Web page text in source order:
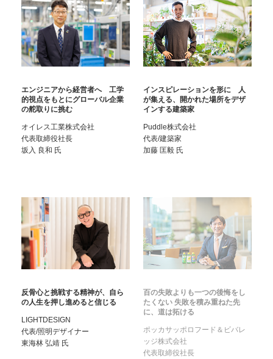
エンジニアから経営者へ 工学
的視点をもとにグローバル企業
の舵取りに挑む
オイレス工業株式会社
代表取締役社長
坂入 良和 氏
インスピレーションを形に 人
が集える、開かれた場所をデザ
インする建築家
Puddle株式会社
代表/建築家
加藤 匡毅 氏
反骨心と挑戦する精神が、自ら
の人生を押し進めると信じる
LIGHTDESIGN
代表/照明デザイナー
東海林 弘靖 氏
百の失敗よりも一つの後悔をし
たくない 失敗を積み重ねた先
に、道は拓ける
ポッカサッポロフード＆ビバレ
ッジ株式会社
代表取締役社長